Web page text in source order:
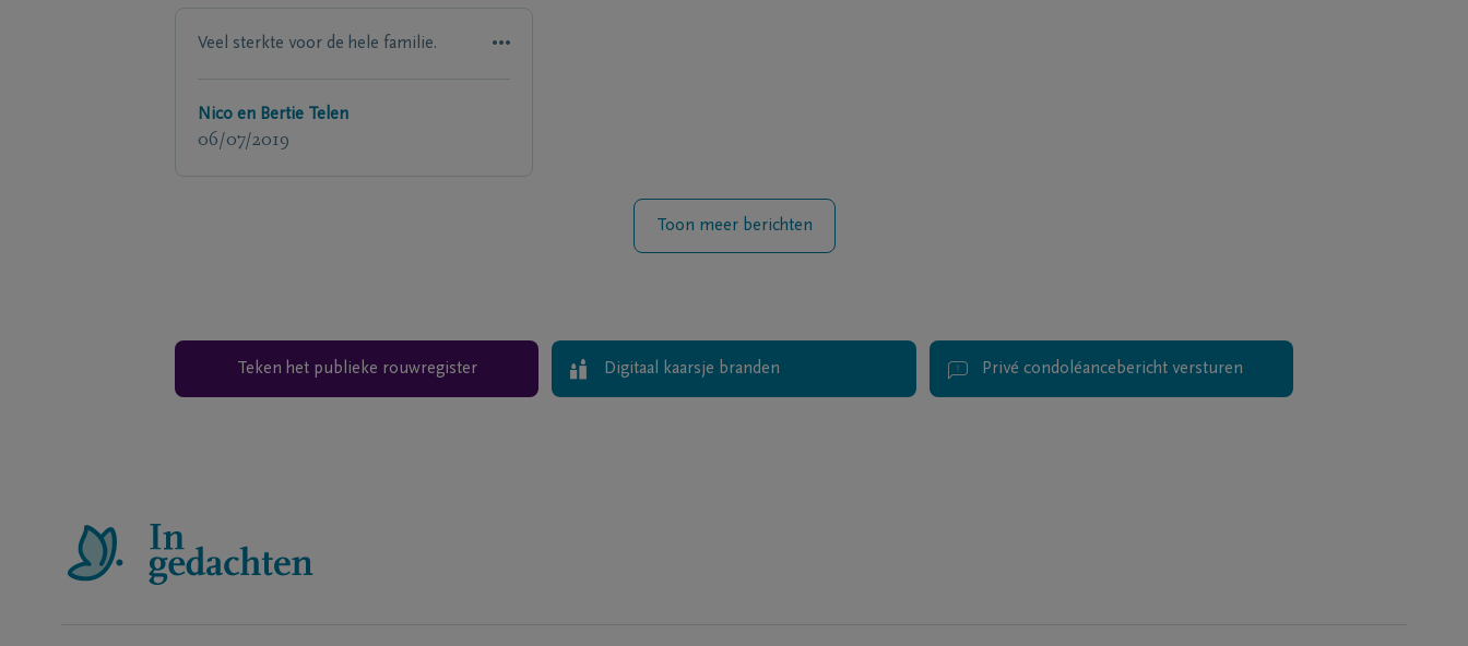
Veel sterkte voor de hele familie.
Nico en Bertie Telen
06/07/2019
Toon meer berichten
Teken het publieke rouwregister Digitaal kaarsje branden Privé condoléancebericht versturen